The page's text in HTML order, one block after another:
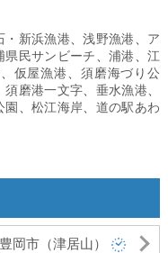
・新浜漁港 、浅野漁港
ア
県民サンビーチ 、浦港 、江
仮屋漁港
須磨海づり公
、須磨港一文字 垂水漁港
園 松江海岸
道の駅あわ
豊岡市（津居山）